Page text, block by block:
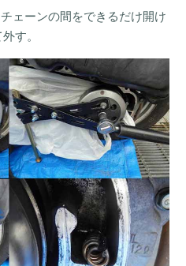
ェーンの間をできるだけ開け
す。